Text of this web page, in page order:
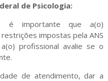
de Psicologia:
é importante que a(o)
impostas pela ANS
profissional avalie se o
de atendimento, dar a